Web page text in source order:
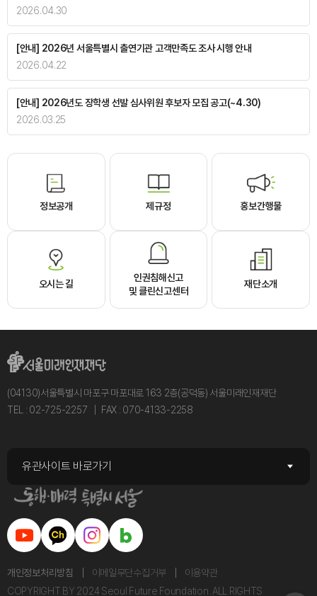
2026.04.30
[안내] 2026년 서울특별시 출연기관 고객만족도 조사 시행 안내
2026.04.22
[안내] 2026년도 장학생 선발 심사위원 후보자 모집 공고(~4.30)
2026.03.25
정보공개 제규정 홍보간행물
오시는 길
인권침해신고
및 클린신고센터
재단소개
유관사이트 바로가기
(04130)서울특별시 마포구 마포대로 163 2층(공덕동) 서울미래인재재단
TEL : 02-725-2257
FAX : 070-4133-2258
개인정보처리방침 이메일무단수집거부
이용약관
COPYRIGHT BY 2024 Seoul Future Foundation. ALL RIGHTS